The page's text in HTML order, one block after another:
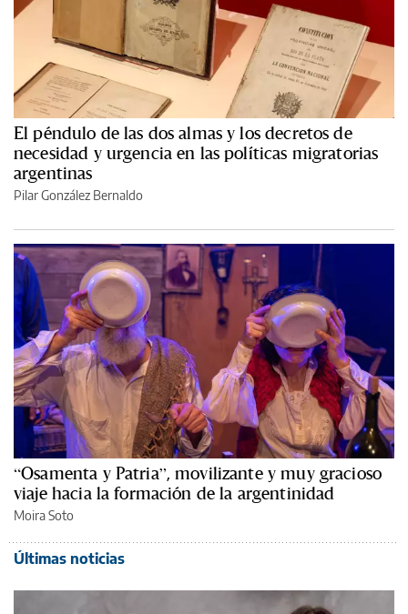
El péndulo de las dos almas y los decretos de
necesidad y urgencia en las políticas migratorias
argentinas
Pilar González Bernaldo
“Osamenta y Patria”, movilizante y muy gracioso
viaje hacia la formación de la argentinidad
Moira Soto
Últimas noticias